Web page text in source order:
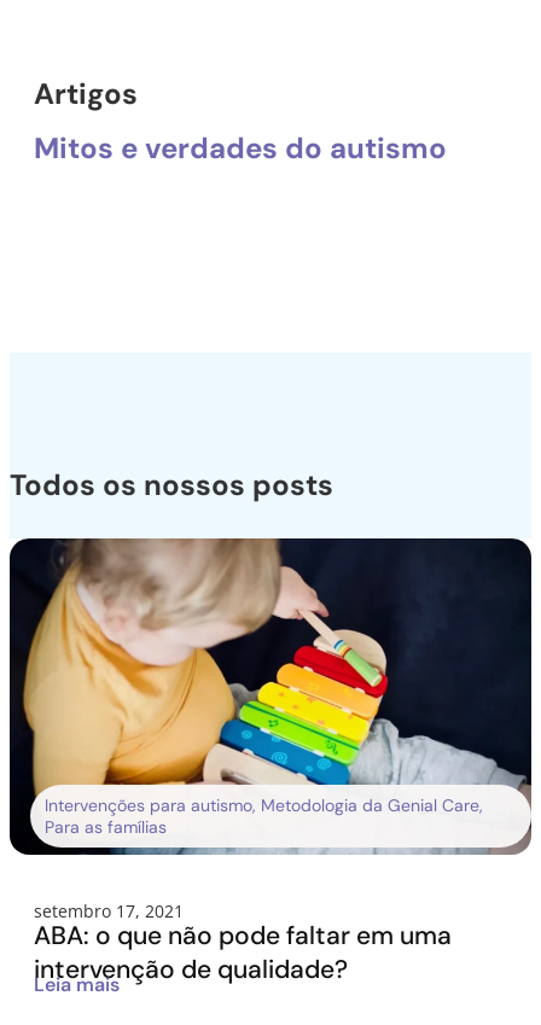
Artigos
Mitos e verdades do autismo
Todos os nossos posts
Intervenções para autismo, Metodologia da Genial Care,
Para as famílias
setembro 17, 2021
ABA: o que não pode faltar em uma
intervenção de qualidade?
Leia mais